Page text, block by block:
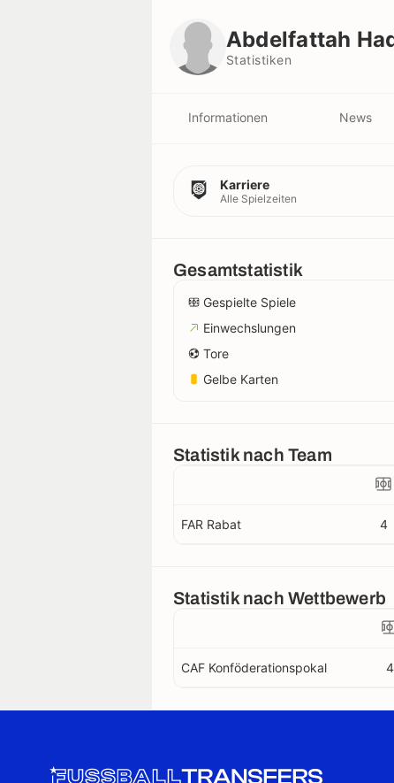
Abdelfattah
Statistiken
Informationen News
Karriere
Alle Spielzeiten
Gesamtstatistik
Gespielte Spiele
Einwechslungen
Tore
Gelbe Karten
Statistik nach Team
FAR Rabat 4
Statistik nach Wettbewerb
CAF Konföderationspokal 4